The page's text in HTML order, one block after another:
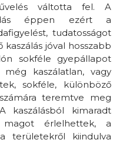
váltotta fel. A
éppen ezért a
tudatosságot
jóval hosszabb
sokféle gyepállapot
kaszálatlan, vagy
sokféle, különböző
teremtve meg
kaszálásból kimaradt
érlelhettek, a
területekről kiindulva